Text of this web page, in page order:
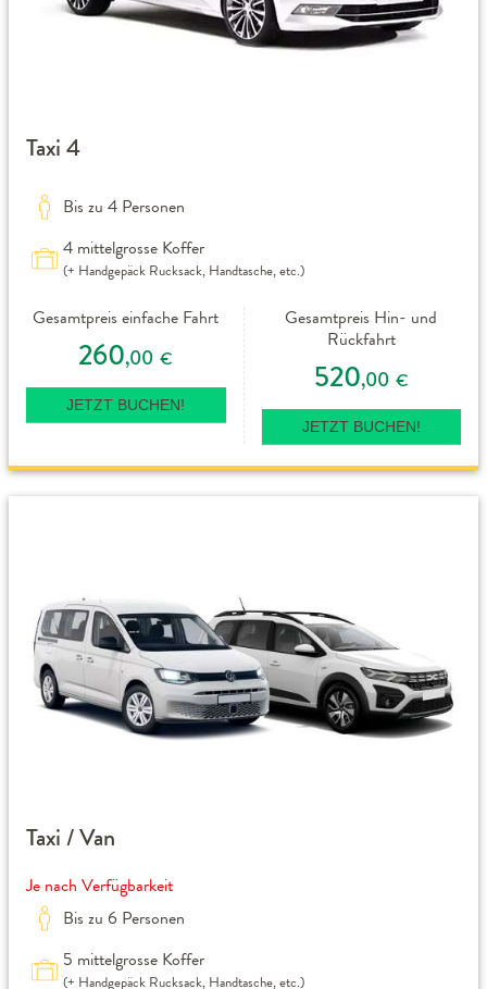
Taxi 4
Bis zu 4 Personen
4 mittelgrosse Koffer
(+ Handgepäck Rucksack, Handtasche, etc.)
Gesamtpreis einfache Fahrt
260,00 €
JETZT BUCHEN!
Gesamtpreis Hin- und
Rückfahrt
520,00 €
JETZT BUCHEN!
Taxi / Van
Je nach Verfügbarkeit
Bis zu 6 Personen
5 mittelgrosse Koffer
(+ Handgepäck Rucksack, Handtasche, etc.)